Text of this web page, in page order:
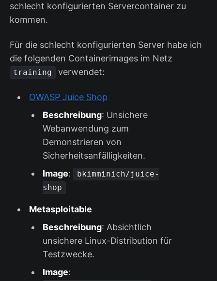
schlecht konfigurierten Servercontainer zu
kommen.
Für die schlecht konfigurierten Server habe ich
die folgenden Containerimages im Netz
training verwendet:
OWASP Juice Shop
Beschreibung: Unsichere
Webanwendung zum
Demonstrieren von
Sicherheitsanfälligkeiten.
Image:
bkimminich/juice-
shop
Metasploitable
Beschreibung: Absichtlich
unsichere Linux-Distribution für
Testzwecke.
Image: